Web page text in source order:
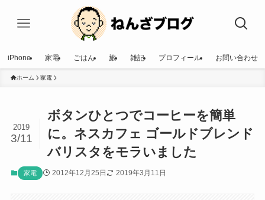
iPhone 家電 ごはん 旅 雑記 プロフィール お問い合わせ
ホーム 家電
ボタンひとつでコーヒーを簡単
に。ネスカフェ ゴールドブレンド
バリスタをモラいました
2019
3/11
家電 2012年12月25日 2019年3月11日